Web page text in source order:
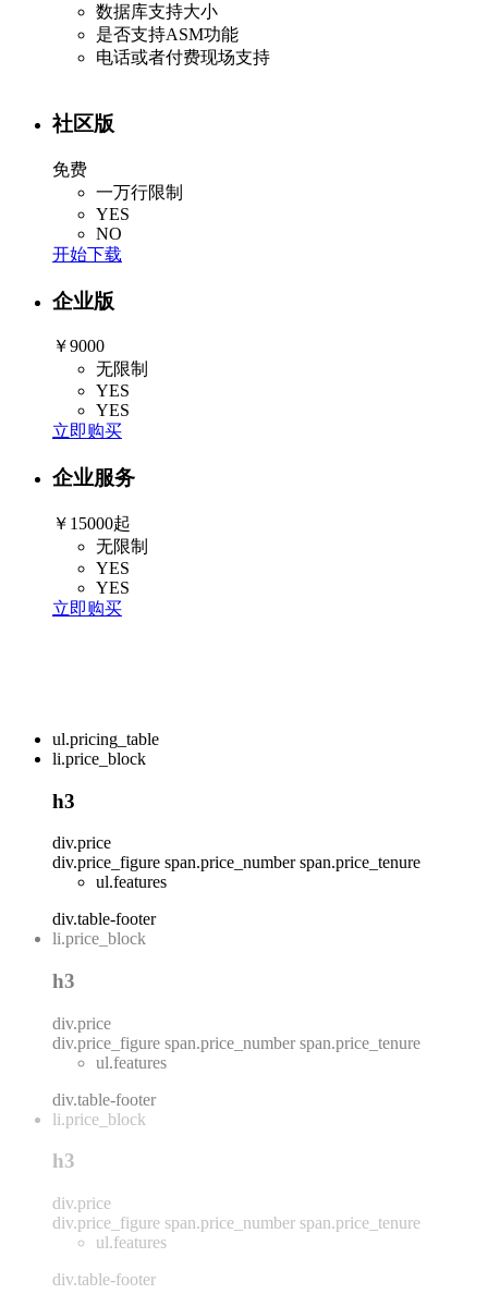
数据库支持大小
是否支持ASM功能
电话或者付费现场支持
社区版
免费
一万行限制
YES
NO
开始下载
企业版
￥9000
无限制
YES
YES
立即购买
企业服务
￥15000起
无限制
YES
YES
立即购买
ul.pricing_table
li.price_block
h3
div.price
div.price_figure span.price_number span.price_tenure
ul.features
div.table-footer
li.price_block
h3
div.price
div.price_figure span.price_number span.price_tenure
ul.features
div.table-footer
li.price_block
h3
div.price
div.price_figure span.price_number span.price_tenure
ul.features
div.table-footer